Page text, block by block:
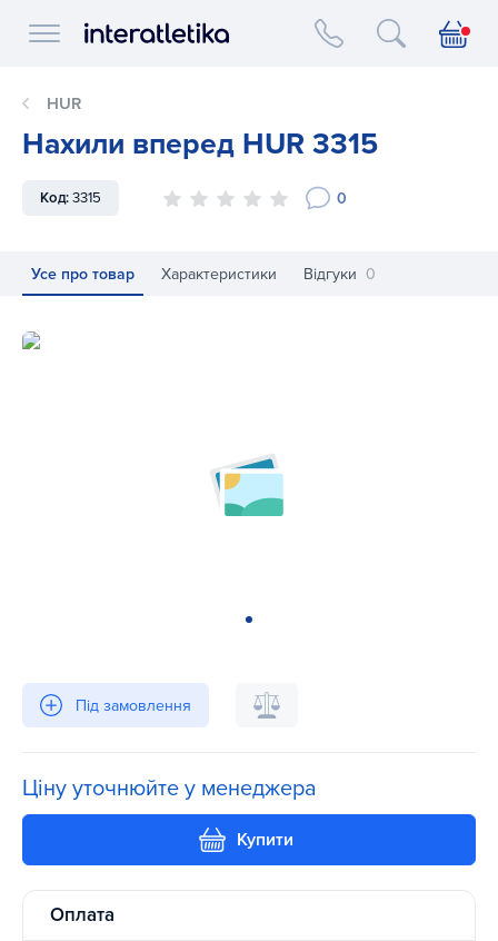
Interatletika logo
HUR
Нахили вперед HUR 3315
Код:3315 0
Усе про товар Характеристики Відгуки 0
Нахили вперед HUR 3315
Під замовлення
Ціну уточнюйте у менеджера
Купити
Оплата